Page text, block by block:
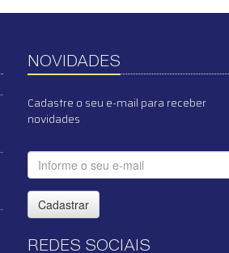
NOVIDADES
Cadastre o seu e-mail para receber
novidades
Cadastrar
REDES SOCIAIS